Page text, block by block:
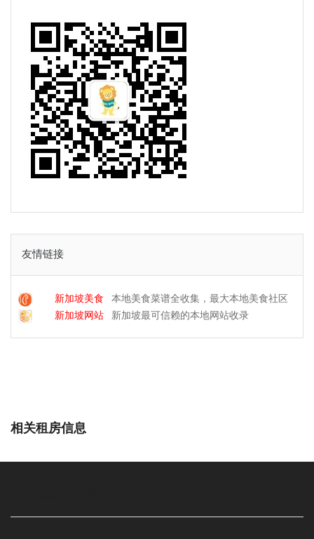
友情链接
新加坡美食
本地美食菜谱全收集，最大本地美食社区
新加坡网站
新加坡最可信赖的本地网站收录
相关租房信息